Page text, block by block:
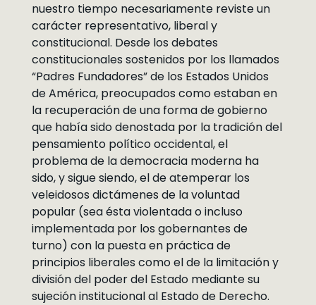
nuestro tiempo necesariamente reviste un
carácter representativo, liberal y
constitucional. Desde los debates
constitucionales sostenidos por los llamados
“Padres Fundadores” de los Estados Unidos
de América, preocupados como estaban en
la recuperación de una forma de gobierno
que había sido denostada por la tradición del
pensamiento político occidental, el
problema de la democracia moderna ha
sido, y sigue siendo, el de atemperar los
veleidosos dictámenes de la voluntad
popular (sea ésta violentada o incluso
implementada por los gobernantes de
turno) con la puesta en práctica de
principios liberales como el de la limitación y
división del poder del Estado mediante su
sujeción institucional al Estado de Derecho.